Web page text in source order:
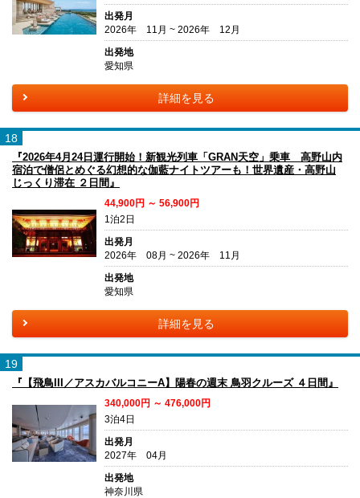
出発月
2026年 11月 ~ 2026年 12月
出発地
愛知県
詳細を見る
18
『2026年4月24日運行開始！新観光列車「GRAN天空」乗車 高野山内
宿泊で僧侶とめぐる幻想的な伽藍ナイトツアーも！世界遺産・高野山
じっくり滞在 ２日間』
44,900円 ～ 56,900円
1泊2日
出発月
2026年 08月 ~ 2026年 11月
出発地
愛知県
詳細を見る
19
『【飛鳥III／アスカバルコニーA】陽春の週末 鳥羽クルーズ ４日間』
340,000円 ～ 476,000円
3泊4日
出発月
2027年 04月
出発地
神奈川県